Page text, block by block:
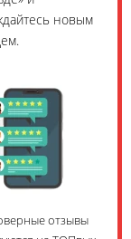
новым
отзывы